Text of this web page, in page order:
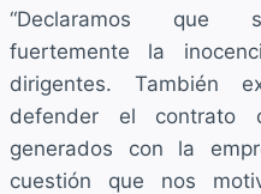
“Declaramos que
fuertemente la
dirigentes. También
defender el contrato
generados con la
cuestión que nos